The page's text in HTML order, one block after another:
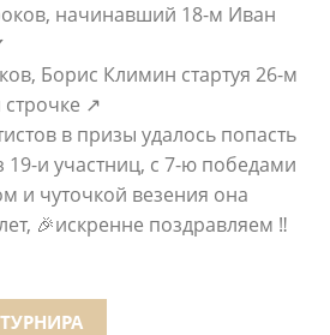
начинавший 18-м Иван
Борис Климин стартуя 26-м
↗
в призы удалось попасть
и участниц, с 7-ю победами
и чуточкой везения она
🎉искренне поздравляем ‼